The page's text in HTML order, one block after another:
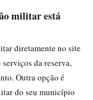
militar está
diretamente no site
da reserva,
Outra opção é
do seu município